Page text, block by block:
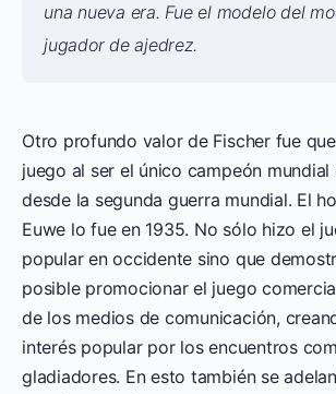
una nueva era. Fue el modelo del
jugador de ajedrez.
Otro profundo valor de Fischer fue
juego al ser el único campeón
desde la segunda guerra mundial. El
Euwe lo fue en 1935. No sólo hizo el
popular en occidente sino que
posible promocionar el juego
de los medios de comunicación,
interés popular por los encuentros
gladiadores. En esto también se